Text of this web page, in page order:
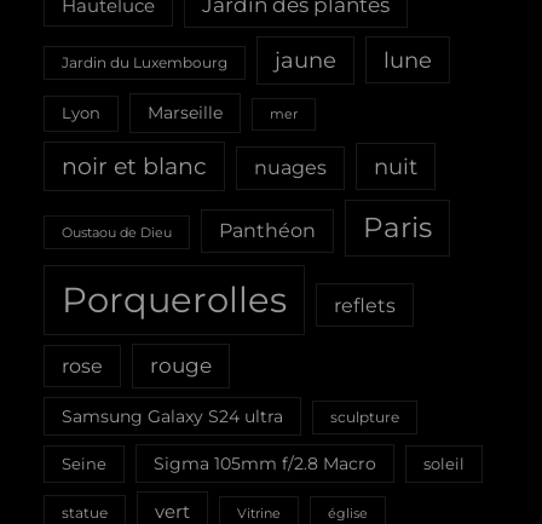
Hauteluce
Jardin du Luxembourg jaune lune
Lyon Marseille mer
noir et blanc nuages nuit
Oustaou de Dieu Panthéon Paris
Porquerolles reflets
rose rouge
Samsung Galaxy S24 ultra sculpture
Seine Sigma 105mm f/2.8 Macro soleil
statue vert Vitrine église